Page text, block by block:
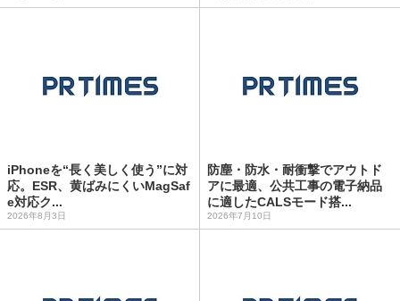
iPhoneを“長く美しく使う”に対
応。ESR、黄ばみにくいMagSaf
e対応ク...
2026年8月3日
防塵・防水・耐衝撃でアウトド
アに最適、公共工事の電子納品
に適したCALSモード搭...
2026年7月10日